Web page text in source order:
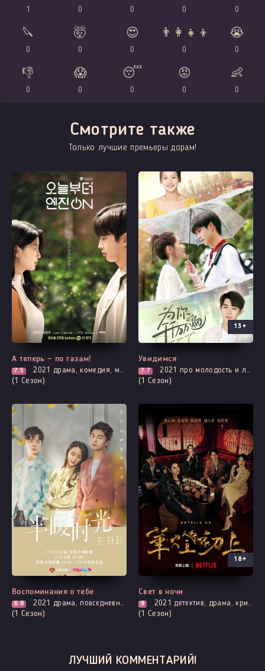
1 0 0 0 0
🔪
0
🤯
0
😍
0
👨‍👩‍👧‍👦
0
😭
0
👎
0
😱
0
😴
0
😡
0
👶
0
Смотрите также
Только лучшие премьеры дорам!
Все серии
А теперь — по газам!
7.5 2021 драма, комедия, мелодрама, расследование
(1 Сезон)
Все серии
13+
Увидимся
7.7 2021 про молодость и любовь, романтика, фэнтези, про школу и школьников, смерть
(1 Сезон)
Все серии
Воспоминания о тебе
6.8 2021 драма, повседневность, романтика, смерть
(1 Сезон)
Все серии
18+
Свет в ночи
8 2021 детектив, драма, криминал, повседневность, романтика, триллер
(1 Сезон)
ЛУЧШИЙ КОММЕНТАРИЙ!